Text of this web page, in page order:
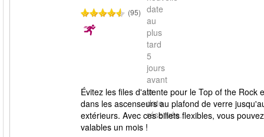
date
au
plus
tard
5
jours
avant
la
date
réservée.
(95)
Évitez les files d'attente pour le Top of the
dans les ascenseurs au plafond de verre
extérieurs. Avec ces billets flexibles, vous
valables un mois !